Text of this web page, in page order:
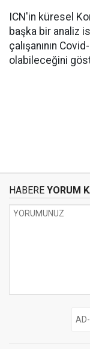
ICN'in küresel
başka bir analiz
çalışanının
olabileceğini
HABERE YORUM